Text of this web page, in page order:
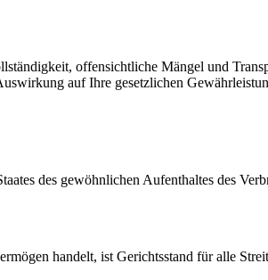
offensichtliche Mängel und
auf Ihre gesetzlichen
des gewöhnlichen Aufenthaltes des
handelt, ist Gerichtsstand für alle